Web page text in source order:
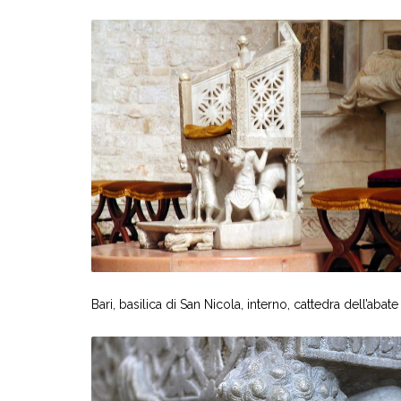
Bari, basilica di San Nicola, interno, cattedra dell’abate